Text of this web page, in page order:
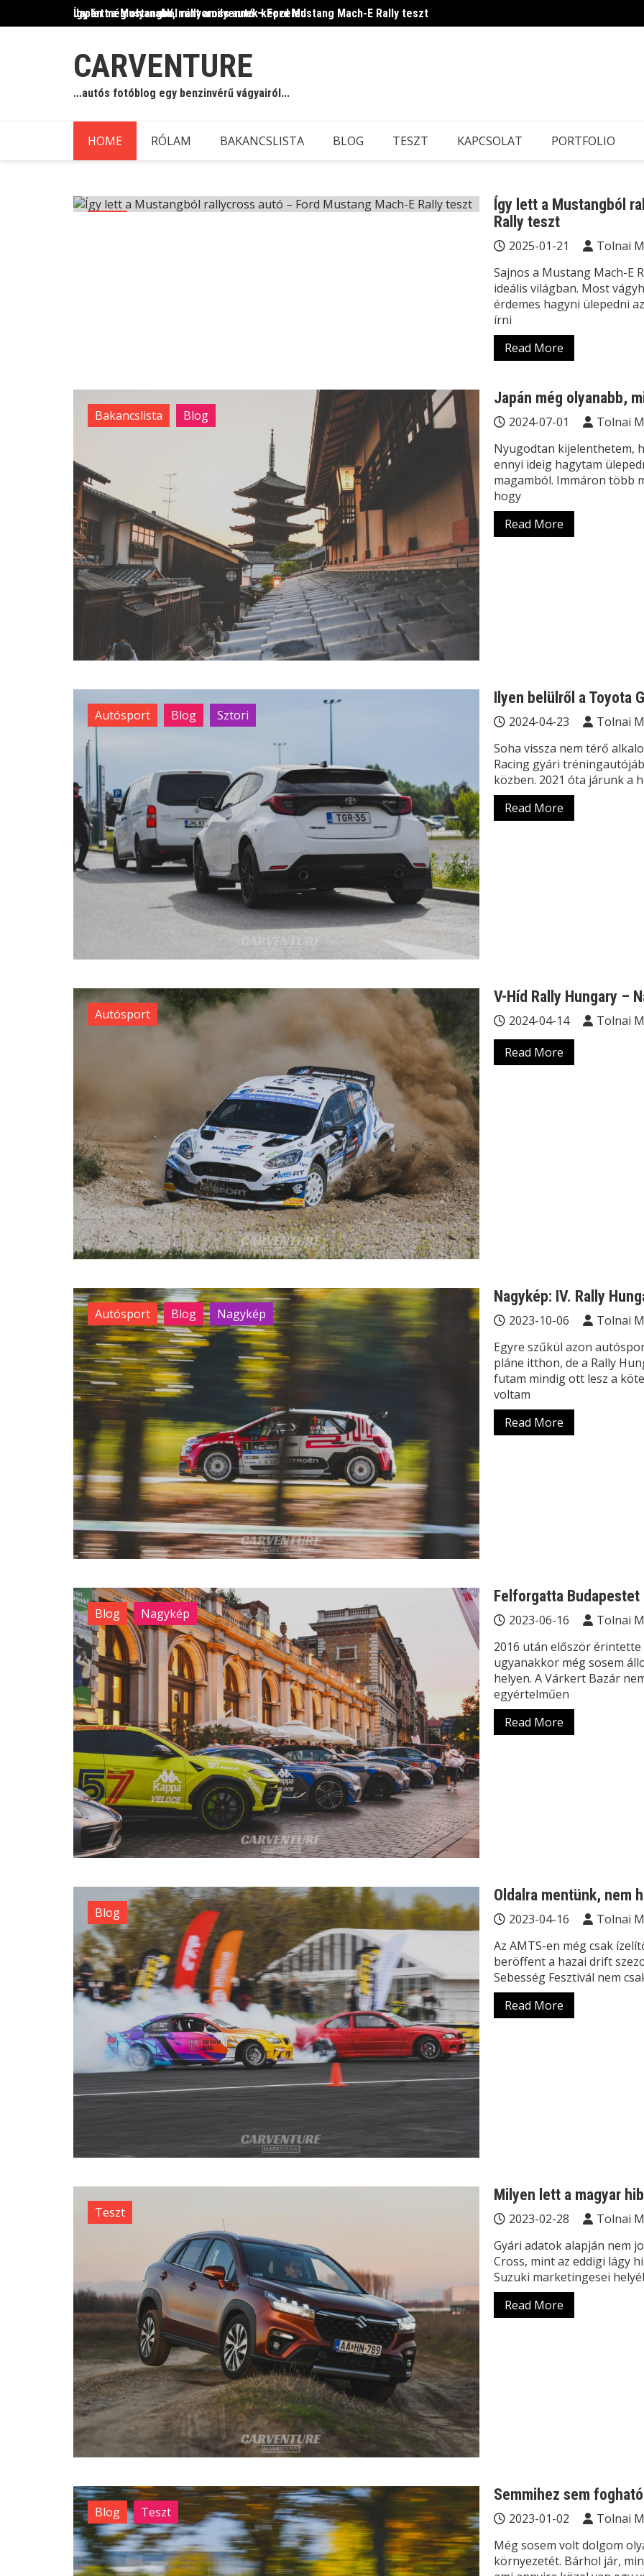
to
Így lett a Mustangból rallycross autó – Ford Mustang Mach-E Rally teszt
Japán még olyanabb, mint amilyennek képzeled
CARVENTURE
...autós fotóblog egy benzinvérű vágyairól...
HOME RÓLAM BAKANCSLISTA BLOG TESZT KAPCSOLAT PORTFOLIO
Így lett a Mustangból
Rally teszt
2025-01-21 Tolnai
Sajnos a Mustang Mach-E
ideális világban. Most
érdemes hagyni ülepedni
írni
Read More
Bakancslista Blog
Japán még olyanabb,
2024-07-01 Tolnai
Nyugodtan kijelenthetem,
ennyi ideig hagytam
magamból. Immáron több
hogy
Read More
Autósport Blog Sztori
Ilyen belülről a Toyota
2024-04-23 Tolnai
Soha vissza nem térő
Racing gyári
közben. 2021 óta járunk a
Read More
Autósport
V-Híd Rally Hungary –
2024-04-14 Tolnai
Read More
Autósport Blog Nagykép
Nagykép: IV. Rally
2023-10-06 Tolnai
Egyre szűkül azon
pláne itthon, de a Rally
futam mindig ott lesz a
voltam
Read More
Blog Nagykép
Felforgatta Budapestet
2023-06-16 Tolnai
2016 után először
ugyanakkor még sosem
helyen. A Várkert Bazár
egyértelműen
Read More
Blog
Oldalra mentünk, nem
2023-04-16 Tolnai
Az AMTS-en még csak
beröffent a hazai drift
Sebesség Fesztivál nem
Read More
Teszt
Milyen lett a magyar
2023-02-28 Tolnai
Gyári adatok alapján nem
Cross, mint az eddigi lágy
Suzuki marketingesei
Read More
Blog Teszt
Semmihez sem
2023-01-02 Tolnai
Még sosem volt dolgom
környezetét. Bárhol jár,